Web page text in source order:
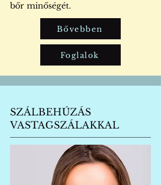
bőr minőségét.
Bővebben
Foglalok
SZÁLBEHÚZÁS
VASTAGSZÁLAKKAL